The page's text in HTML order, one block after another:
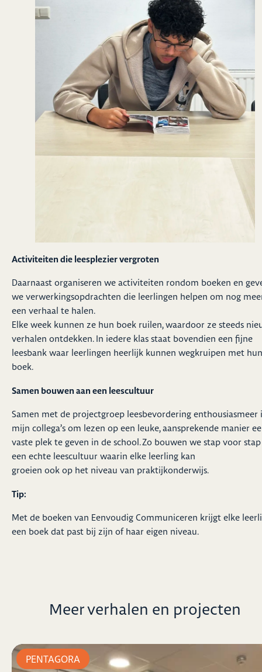
Activiteiten die leesplezier vergroten
Daarnaast organiseren we activiteiten rondom boeken en
we verwerkingsopdrachten die leerlingen helpen om nog
een verhaal te halen.
Elke week kunnen ze hun boek ruilen, waardoor ze steeds
verhalen ontdekken. In iedere klas staat bovendien een fijne
leesbank waar leerlingen heerlijk kunnen wegkruipen met hun
boek.
Samen bouwen aan een leescultuur
Samen met de projectgroep leesbevordering enthousiasmeer
mijn collega’s om lezen op een leuke, aansprekende manier
vaste plek te geven in de school. Zo bouwen we stap voor
een echte leescultuur waarin elke leerling kan
groeien ook op het niveau van praktijkonderwijs.
Tip:
Met de boeken van Eenvoudig Communiceren krijgt elke
een boek dat past bij zijn of haar eigen niveau.
Meer verhalen en projecten
PENTAGORA